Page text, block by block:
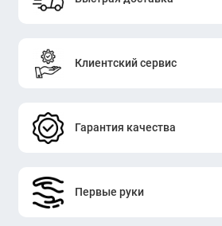
Клиентский сервис
Гарантия качества
Первые руки